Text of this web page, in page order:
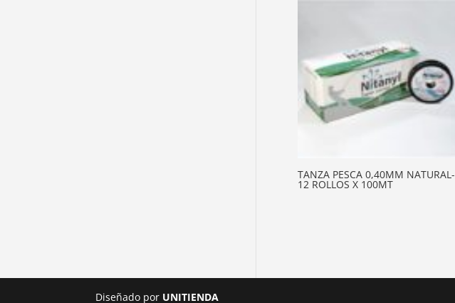
TANZA PESCA 0,40MM NATURAL-
12 ROLLOS X 100MT
Diseñado por UNITIENDA